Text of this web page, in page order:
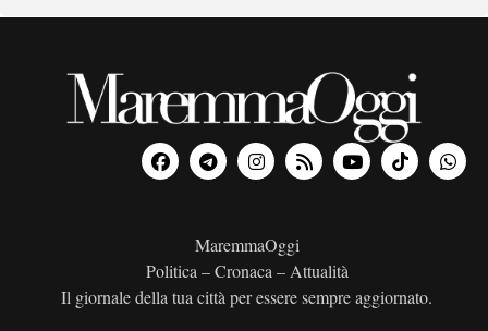
MaremmaOggi
Politica – Cronaca – Attualità
Il giornale della tua città per essere sempre aggiornato.